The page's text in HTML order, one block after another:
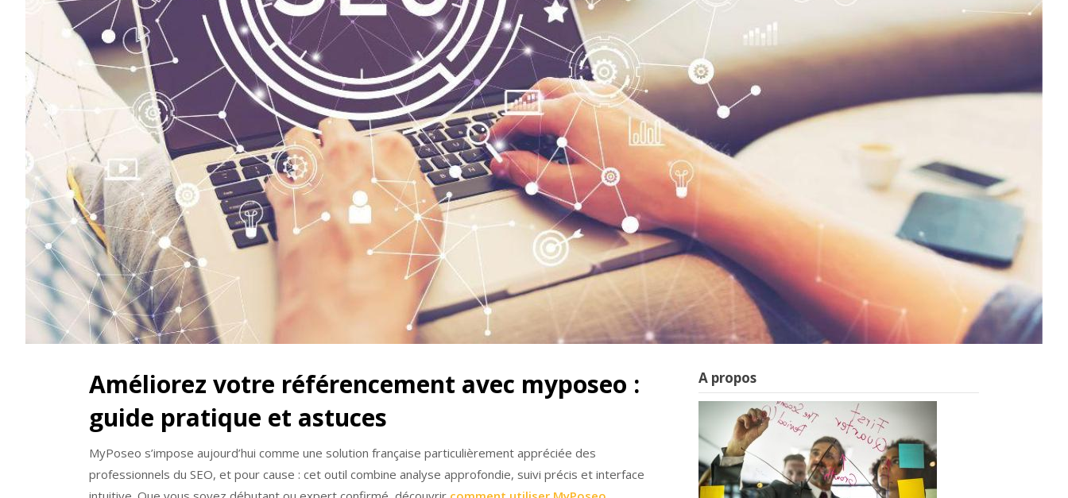
Améliorez votre référencement avec myposeo :
guide pratique et astuces
MyPoseo s’impose aujourd’hui comme une solution française particulièrement appréciée des
professionnels du SEO, et pour cause : cet outil combine analyse approfondie, suivi précis et interface
A propos